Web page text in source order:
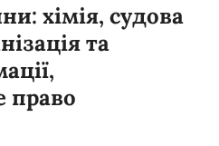
хімія, судова
та
право